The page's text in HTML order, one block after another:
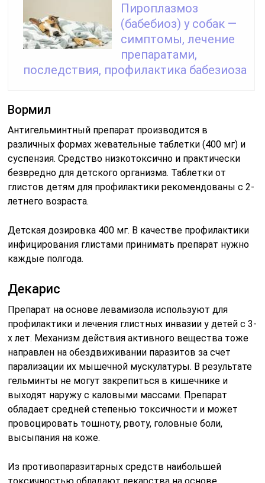
Пироплазмоз
(бабебиоз) у собак —
симптомы, лечение
препаратами,
последствия, профилактика бабезиоза
Вормил
Антигельминтный препарат производится в
различных формах жевательные таблетки (400 мг) и
суспензия. Средство низкотоксично и практически
безвредно для детского организма. Таблетки от
глистов детям для профилактики рекомендованы с 2-
летнего возраста.
Детская дозировка 400 мг. В качестве профилактики
инфицирования глистами принимать препарат нужно
каждые полгода.
Декарис
Препарат на основе левамизола используют для
профилактики и лечения глистных инвазии у детей с 3-
х лет. Механизм действия активного вещества тоже
направлен на обездвиживании паразитов за счет
парализации их мышечной мускулатуры. В результате
гельминты не могут закрепиться в кишечнике и
выходят наружу с каловыми массами. Препарат
обладает средней степенью токсичности и может
провоцировать тошноту, рвоту, головные боли,
высыпания на коже.
Из противопаразитарных средств наибольшей